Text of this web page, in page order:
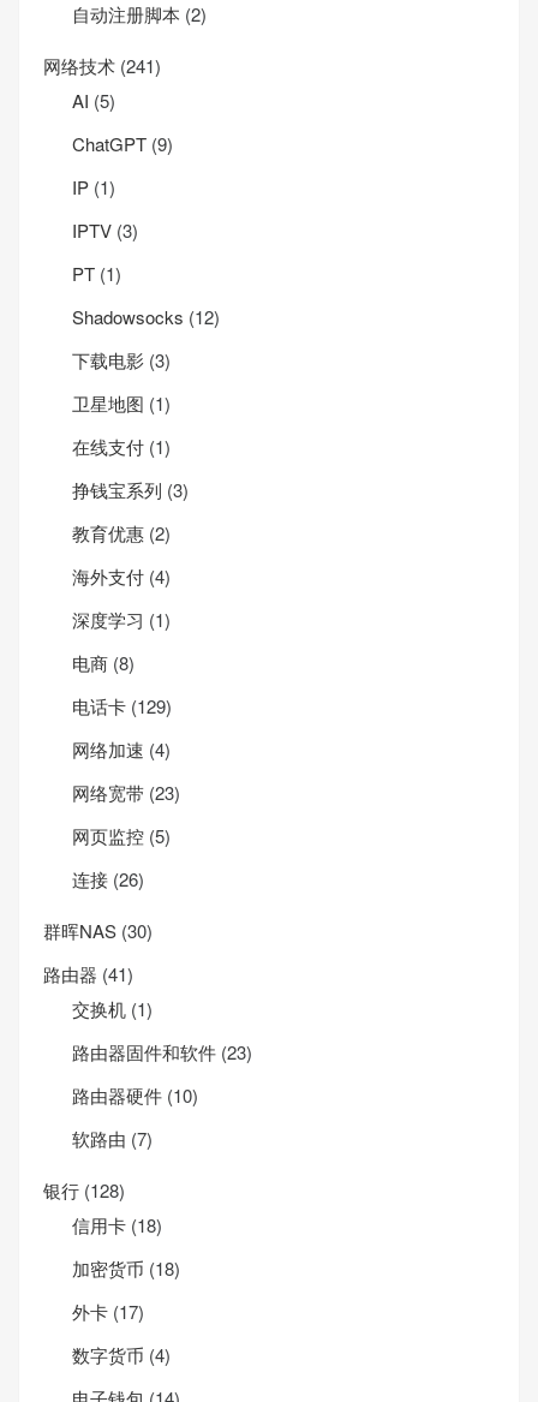
自动注册脚本 (2)
网络技术 (241)
AI (5)
ChatGPT (9)
IP (1)
IPTV (3)
PT (1)
Shadowsocks (12)
下载电影 (3)
卫星地图 (1)
在线支付 (1)
挣钱宝系列 (3)
教育优惠 (2)
海外支付 (4)
深度学习 (1)
电商 (8)
电话卡 (129)
网络加速 (4)
网络宽带 (23)
网页监控 (5)
连接 (26)
群晖NAS (30)
路由器 (41)
交换机 (1)
路由器固件和软件 (23)
路由器硬件 (10)
软路由 (7)
银行 (128)
信用卡 (18)
加密货币 (18)
外卡 (17)
数字货币 (4)